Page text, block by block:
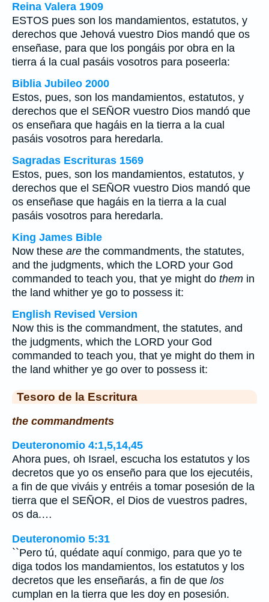
Reina Valera 1909
ESTOS pues son los mandamientos, estatutos, y
derechos que Jehová vuestro Dios mandó que os
enseñase, para que los pongáis por obra en la
tierra á la cual pasáis vosotros para poseerla:
Biblia Jubileo 2000
Estos, pues, son los mandamientos, estatutos, y
derechos que el SEÑOR vuestro Dios mandó que
os enseñara que hagáis en la tierra a la cual
pasáis vosotros para heredarla.
Sagradas Escrituras 1569
Estos, pues, son los mandamientos, estatutos, y
derechos que el SEÑOR vuestro Dios mandó que
os enseñase que hagáis en la tierra a la cual
pasáis vosotros para heredarla.
King James Bible
Now these are the commandments, the statutes,
and the judgments, which the LORD your God
commanded to teach you, that ye might do them in
the land whither ye go to possess it:
English Revised Version
Now this is the commandment, the statutes, and
the judgments, which the LORD your God
commanded to teach you, that ye might do them in
the land whither ye go over to possess it:
Tesoro de la Escritura
the commandments
Deuteronomio 4:1,5,14,45
Ahora pues, oh Israel, escucha los estatutos y los
decretos que yo os enseño para que los ejecutéis,
a fin de que viváis y entréis a tomar posesión de la
tierra que el SEÑOR, el Dios de vuestros padres,
os da.…
Deuteronomio 5:31
``Pero tú, quédate aquí conmigo, para que yo te
diga todos los mandamientos, los estatutos y los
decretos que les enseñarás, a fin de que los
cumplan en la tierra que les doy en posesión.